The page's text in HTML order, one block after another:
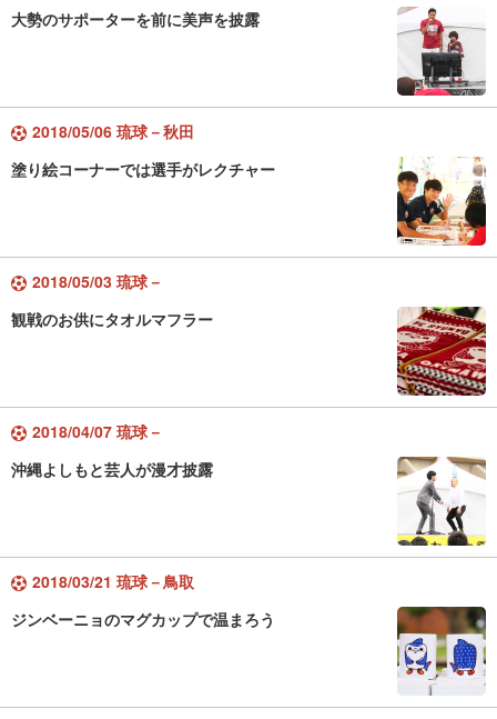
大勢のサポーターを前に美声を披露
2018/05/06 琉球－秋田
塗り絵コーナーでは選手がレクチャー
2018/05/03 琉球－
観戦のお供にタオルマフラー
2018/04/07 琉球－
沖縄よしもと芸人が漫才披露
2018/03/21 琉球－鳥取
ジンベーニョのマグカップで温まろう